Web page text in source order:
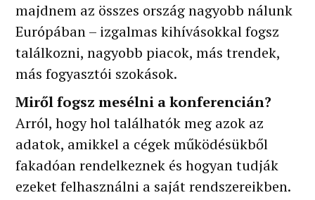
majdnem az összes ország nagyobb nálunk
Európában – izgalmas kihívásokkal fogsz
találkozni, nagyobb piacok, más trendek,
más fogyasztói szokások.
Miről fogsz mesélni a konferencián?
Arról, hogy hol találhatók meg azok az
adatok, amikkel a cégek működésükből
fakadóan rendelkeznek és hogyan tudják
ezeket felhasználni a saját rendszereikben.